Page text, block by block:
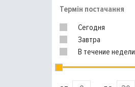
Термін постачання
Сегодня
Завтра
В течение недели